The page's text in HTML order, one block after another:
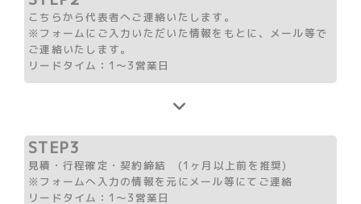
こちらから代表者へご連絡いたします。
※フォームにご入力いただいた情報をもとに、メール等で
ご連絡いたします。
リードタイム：1～3営業日
STEP3
見積・行程確定・契約締結 (1ヶ月以上前を推奨)
※フォームへ入力の情報を元にメール等にてご連絡
リードタイム：1～3営業日